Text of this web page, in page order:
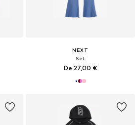
NEXT
Set
De 27,00 €